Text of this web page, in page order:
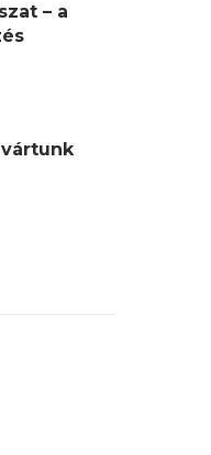
– a